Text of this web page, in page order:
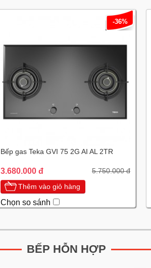
-36%
Bếp gas Teka GVI 75 2G AI AL 2TR
3.680.000 đ 5.750.000 đ
Thêm vào giỏ hàng
Chọn so sánh
BẾP HỖN HỢP